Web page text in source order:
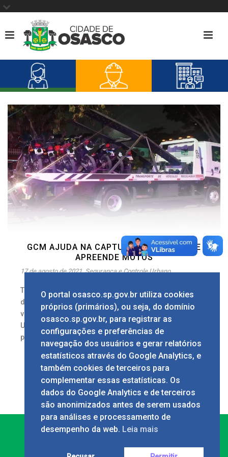
GCM AJUDA NA CAPTURA DE SUSPEITO E
APREENDE MOTOS
17 de agosto de 2021 Segurança e Controle Urbano
Texto: Talita Castro Imagens: Arquivo GCM No
domingo, 15/8, a Guarda Civil Municipal,
vinculada à Secretaria de Segurança e Controle
Urbano, foi acionada pela GCM de Carapicuíba
para ajudar na [...]
O portal osasco.sp.gov.br utiliza cookies
próprios (primários), ou seja, do domínio
osasco.sp.gov.br, para registrar as
configurações e preferências de
navegação dos usuários e gerar relatórios
estatísticos através do Google Analytics, e
também cookies de terceiros para
complementar essas estatísticas. Os
dados do Google Analytics e de terceiros
são anonimizados antes de serem usados
para análises e processamento de
desempenho da web. Leia mais